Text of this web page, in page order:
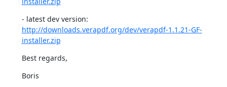
http://downloads.verapdf.org/dev/verapdf-1.1.21-GF-
installer.zip
Best regards,
Boris